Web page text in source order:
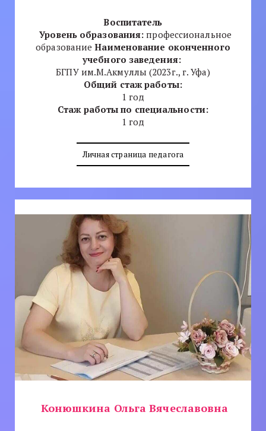
Воспитатель
Уровень образования: профессиональное
образованиеНаименование оконченного
учебного заведения:
БГПУ им.М.Акмуллы (2023г., г. Уфа)
Общий стаж работы:
1 год
Стаж работы по специальности:
1 год
Личная страница педагога
Конюшкина Ольга Вячеславовна